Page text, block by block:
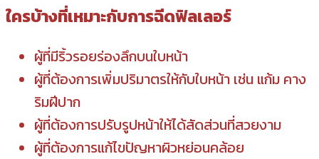
ใครบ้างที่เหมาะกับการฉีดฟิลเลอร์
ผู้ที่มีริ้วรอยร่องลึกบนใบหน้า
ผู้ที่ต้องการเพิ่มปริมาตรให้กับใบหน้า เช่น แก้ม คาง
ริมฝีปาก
ผู้ที่ต้องการปรับรูปหน้าให้ได้สัดส่วนที่สวยงาม
ผู้ที่ต้องการแก้ไขปัญหาผิวหย่อนคล้อย